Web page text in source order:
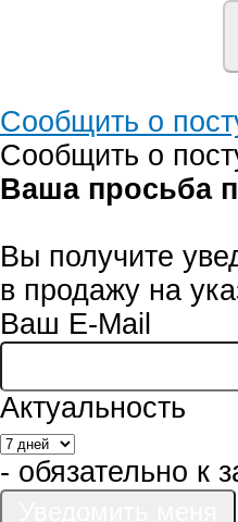
Сообщить о
Сообщить о
Ваша просьба
Вы получите
в продажу на
Ваш E-Mail
Актуальность
- обязательно к